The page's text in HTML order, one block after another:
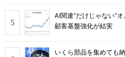
AI関連“だけじゃない”
顧客基盤強化が結実
いくら部品を集めても